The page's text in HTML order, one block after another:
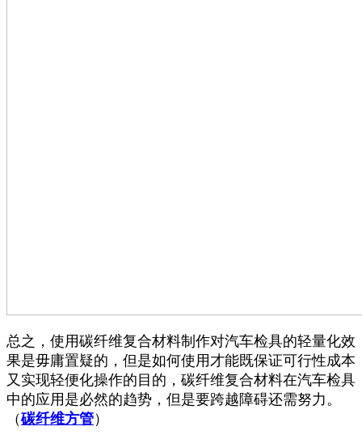
总之，使用碳纤维复合材料制作对汽车检具的轻量化效
果是毋庸置疑的，但是如何使用才能既保证可行性成本
又实现轻便化操作的目的，碳纤维复合材料在汽车检具
中的应用是必然的趋势，但是要跨越障碍还需努力。
（碳纤维方管）